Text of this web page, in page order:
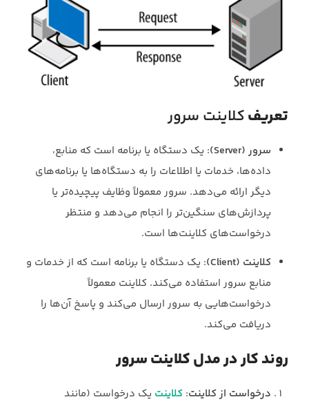
تعریفکلاینت سرور
سرور (Server)
: یک دستگاه یا برنامه است که منابع،
داده‌ها، خدمات یا اطلاعات را به دستگاه‌ها یا برنامه‌های
دیگر ارائه می‌دهد. سرور معمولاً وظایف پیچیده‌تر یا
پردازش‌های سنگین‌تر را انجام می‌دهد و منتظر
درخواست‌های کلاینت‌ها است.
کلاینت (Client)
: یک دستگاه یا برنامه است که از خدمات و
منابع سرور استفاده می‌کند. کلاینت معمولاً
درخواست‌هایی به سرور ارسال می‌کند و پاسخ آن‌ها را
دریافت می‌کند.
روند کار در مدل کلاینت سرور
درخواست از کلاینت: کلاینت یک درخواست (مانند